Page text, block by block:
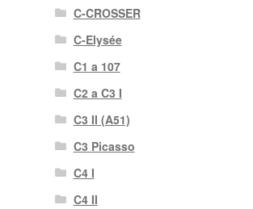
C-CROSSER
C-Elysée
C1 a 107
C2 a C3 I
C3 II (A51)
C3 Picasso
C4 I
C4 II